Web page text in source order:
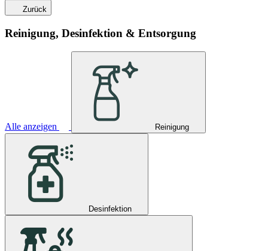
Zurück
Reinigung, Desinfektion & Entsorgung
Alle anzeigen Reinigung
Desinfektion